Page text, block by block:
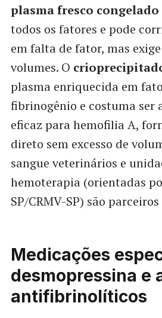
plasma fresco congelado
todos os fatores e pode
em falta de fator, mas
volumes. O
plasma enriquecida em
fibrinogênio e costuma ser
eficaz para hemofilia A,
direto sem excesso de
sangue veterinários e
hemoterapia (orientadas
SP/CRMV-SP) são
Medicações
desmopressina e
antifibrinolíticos